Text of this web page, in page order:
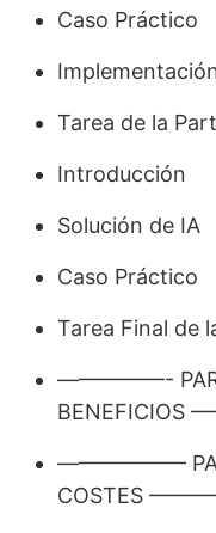
Caso Práctico
Tarea de la
Introducción
Solución de IA
Caso Práctico
Tarea Final de
—————-
——————
COSTES